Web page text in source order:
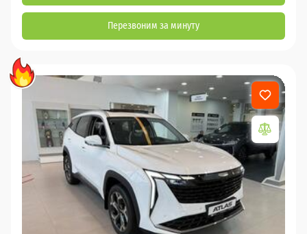
Перезвоним за минуту